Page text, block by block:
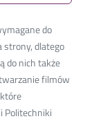
do
strony, dlatego
do nich także
filmów
Politechniki